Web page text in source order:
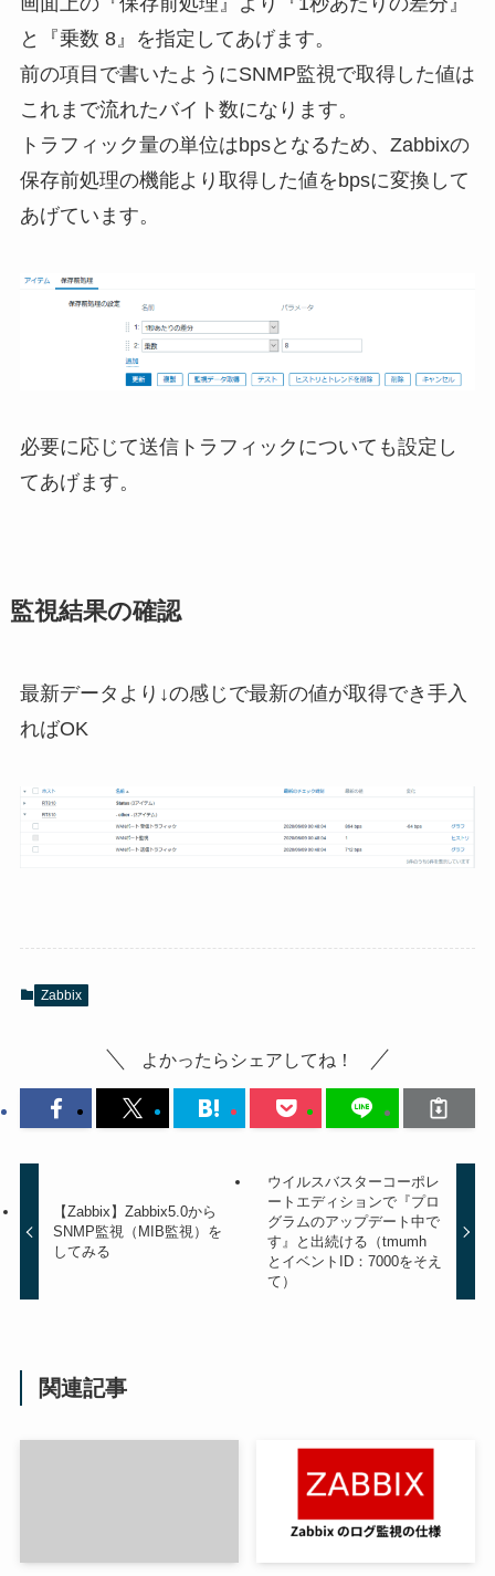
と『乗数 8』を指定してあげます。
前の項目で書いたようにSNMP監視で取得した値は
これまで流れたバイト数になります。
トラフィック量の単位はbpsとなるため、Zabbixの
保存前処理の機能より取得した値をbpsに変換して
あげています。
必要に応じて送信トラフィックについても設定し
てあげます。
監視結果の確認
最新データより↓の感じで最新の値が取得でき手入
ればOK
Zabbix
よかったらシェアしてね！
【Zabbix】Zabbix5.0から
SNMP監視（MIB監視）を
してみる
ウイルスバスターコーポレ
ートエディションで『プロ
グラムのアップデート中で
す』と出続ける（tmumh
とイベントID：7000をそえ
て）
関連記事